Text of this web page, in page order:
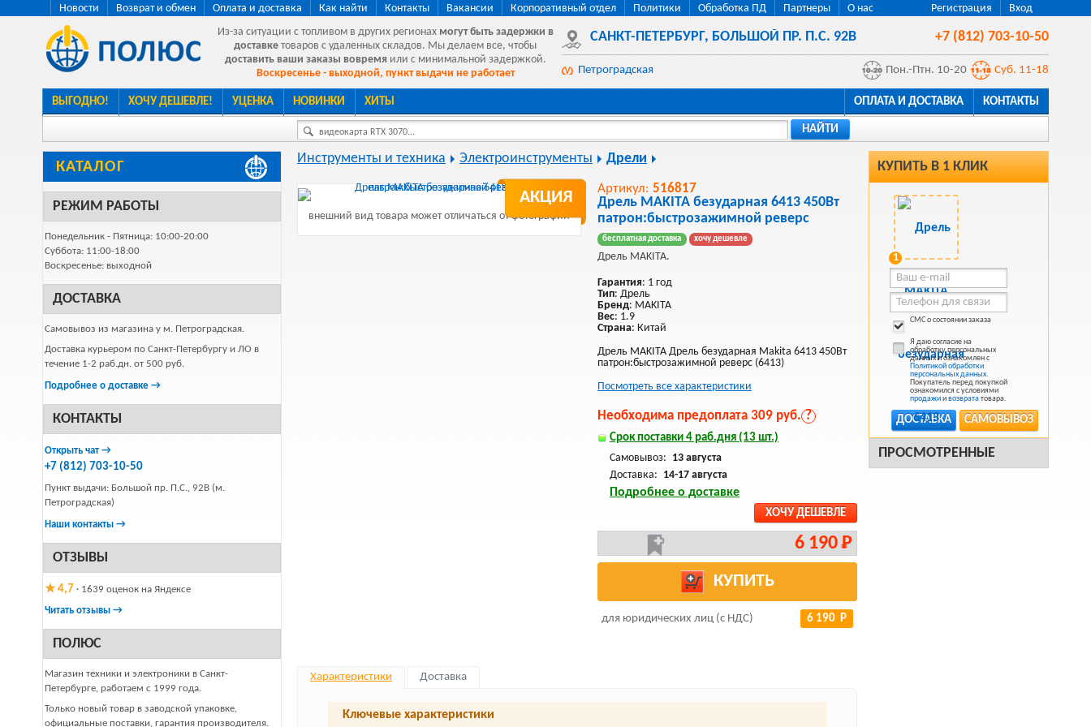
Регистрация Вход
Новости Возврат и обмен Оплата и доставка Как найти Контакты Вакансии Корпоративный отдел Политики Обработка ПД Партнеры
О нас
Из-за ситуации с топливом в других регионах могут быть задержки в
доставке товаров с удаленных складов. Мы делаем все, чтобы
доставить ваши заказы вовремя или с минимальной задержкой.
Воскресенье - выходной, пункт выдачи не работает
САНКТ-ПЕТЕРБУРГ, БОЛЬШОЙ ПР. П.С. 92В +7 (812) 703-10-50
Петроградская Пон.-Птн. 10-20 Суб. 11-18
ВЫГОДНО! ХОЧУ ДЕШЕВЛЕ! УЦЕНКА НОВИНКИ ХИТЫ ОПЛАТА И ДОСТАВКА КОНТАКТЫ
видеокарта RTX 3070... НАЙТИ
КАТАЛОГ
РЕЖИМ РАБОТЫ
Понедельник - Пятница: 10:00-20:00
Суббота: 11:00-18:00
Воскресенье: выходной
ДОСТАВКА
Самовывоз из магазина у м. Петроградская.
Доставка курьером по Санкт-Петербургу и ЛО в
течение 1-2 раб.дн. от 500 руб.
Подробнее о доставке →
КОНТАКТЫ
Открыть чат →
+7 (812) 703-10-50
Пункт выдачи: Большой пр. П.С., 92В (м.
Петроградская)
Наши контакты →
ОТЗЫВЫ
★ 4,7 · 1639 оценок на Яндексе
Читать отзывы →
ПОЛЮС
Магазин техники и электроники в Санкт-
Петербурге, работаем с 1999 года.
Только новый товар в заводской упаковке,
официальные поставки, гарантия производителя.
КУПИТЬ В 1 КЛИК
1
СМС о состоянии заказа
Я даю согласие на
обработку персональных
данных и ознакомлен с
Политикой обработки
персональных данных.
Покупатель перед покупкой
ознакомился с условиями
продажиивозврататовара.
САМОВЫВОЗ
ДОСТАВКА
ПРОСМОТРЕННЫЕ
Инструменты и техника Электроинструменты Дрели
АКЦИЯ
внешний вид товара может отличаться от фотографии
Артикул: 516817
Дрель MAKITA безударная 6413 450Вт
патрон:быстрозажимной реверс
бесплатная доставка хочу дешевле
Дрель MAKITA.
Гарантия: 1 год
Тип: Дрель
Бренд: MAKITA
Вес: 1.9
Страна: Китай
Дрель MAKITA Дрель безударная Makita 6413 450Вт
патрон:быстрозажимной реверс (6413)
Посмотреть все характеристики
Необходима предоплата 309 руб. ?
Срок поставки 4 раб.дня (13 шт.)
Самовывоз: 13 августа
Доставка: 14-17 августа
Подробнее о доставке
ХОЧУ ДЕШЕВЛЕ
6 190 Р
КУПИТЬ
для юридических лиц (с НДС) 6 190 Р
Характеристики Доставка
Ключевые характеристики